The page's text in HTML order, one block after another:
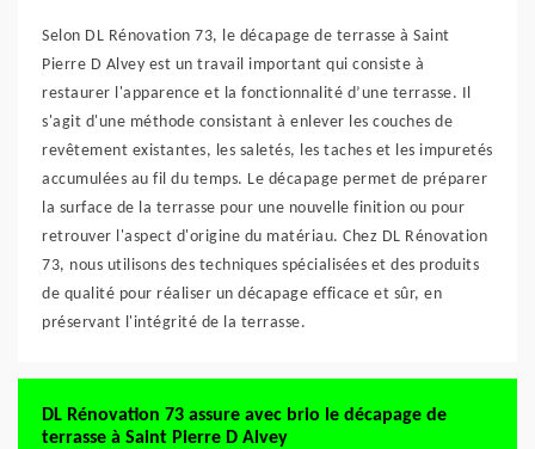
Selon DL Rénovation 73, le décapage de terrasse à Saint
Pierre D Alvey est un travail important qui consiste à
restaurer l'apparence et la fonctionnalité d’une terrasse. Il
s'agit d'une méthode consistant à enlever les couches de
revêtement existantes, les saletés, les taches et les impuretés
accumulées au fil du temps. Le décapage permet de préparer
la surface de la terrasse pour une nouvelle finition ou pour
retrouver l'aspect d'origine du matériau. Chez DL Rénovation
73, nous utilisons des techniques spécialisées et des produits
de qualité pour réaliser un décapage efficace et sûr, en
préservant l'intégrité de la terrasse.
DL Rénovation 73 assure avec brio le décapage de
terrasse à Saint Pierre D Alvey